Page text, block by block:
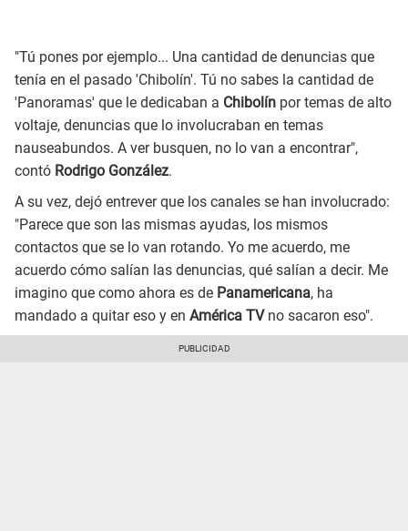
"Tú pones por ejemplo... Una cantidad de denuncias que
tenía en el pasado 'Chibolín'. Tú no sabes la cantidad de
'Panoramas' que le dedicaban a Chibolín por temas de alto
voltaje, denuncias que lo involucraban en temas
nauseabundos. A ver busquen, no lo van a encontrar",
contó Rodrigo González.
A su vez, dejó entrever que los canales se han involucrado:
"Parece que son las mismas ayudas, los mismos
contactos que se lo van rotando. Yo me acuerdo, me
acuerdo cómo salían las denuncias, qué salían a decir. Me
imagino que como ahora es de Panamericana, ha
mandado a quitar eso y en América TVno sacaron eso".